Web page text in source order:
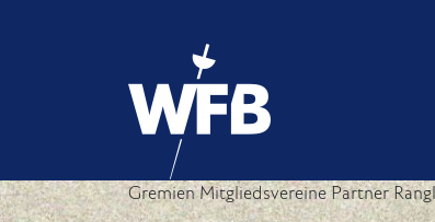
GremienMitgliedsvereinePartner